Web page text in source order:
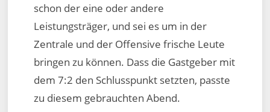
schon der eine oder andere
Leistungsträger, und sei es um in der
Zentrale und der Offensive frische Leute
bringen zu können. Dass die Gastgeber mit
dem 7:2 den Schlusspunkt setzten, passte
zu diesem gebrauchten Abend.